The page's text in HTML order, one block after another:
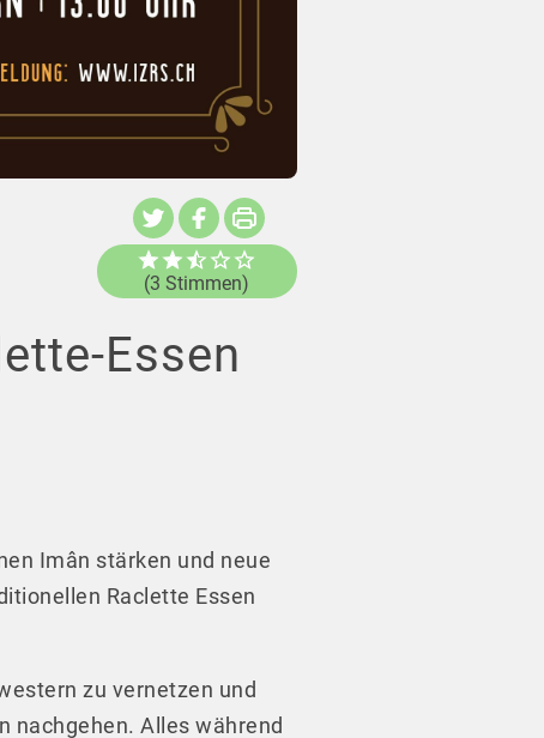
(3 Stimmen)
Essen
Imân stärken und neue
Raclette Essen
zu vernetzen und
nachgehen. Alles während